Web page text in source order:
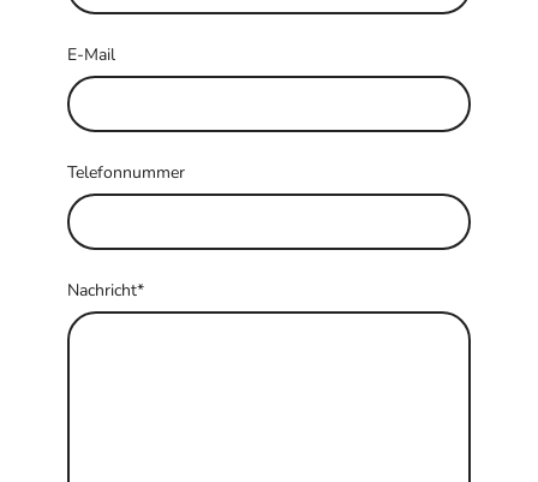
E-Mail
Telefonnummer
Nachricht*